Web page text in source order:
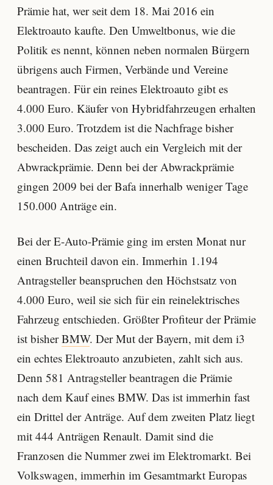
Prämie hat, wer seit dem 18. Mai 2016 ein
Elektroauto kaufte. Den Umweltbonus, wie die
Politik es nennt, können neben normalen Bürgern
übrigens auch Firmen, Verbände und Vereine
beantragen. Für ein reines Elektroauto gibt es
4.000 Euro. Käufer von Hybridfahrzeugen erhalten
3.000 Euro. Trotzdem ist die Nachfrage bisher
bescheiden. Das zeigt auch ein Vergleich mit der
Abwrackprämie. Denn bei der Abwrackprämie
gingen 2009 bei der Bafa innerhalb weniger Tage
150.000 Anträge ein.
Bei der E-Auto-Prämie ging im ersten Monat nur
einen Bruchteil davon ein. Immerhin 1.194
Antragsteller beanspruchen den Höchstsatz von
4.000 Euro, weil sie sich für ein reinelektrisches
Fahrzeug entschieden. Größter Profiteur der Prämie
ist bisherBMW. Der Mut der Bayern, mit dem i3
ein echtes Elektroauto anzubieten, zahlt sich aus.
Denn 581 Antragsteller beantragen die Prämie
nach dem Kauf eines BMW. Das ist immerhin fast
ein Drittel der Anträge. Auf dem zweiten Platz liegt
mit 444 Anträgen Renault. Damit sind die
Franzosen die Nummer zwei im Elektromarkt. Bei
Volkswagen, immerhin im Gesamtmarkt Europas